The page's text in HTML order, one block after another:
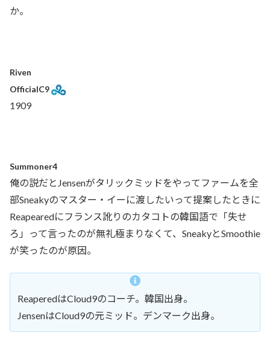
か。
Riven
OfficialC9
1909
Summoner4
俺の説だとJensenがタリックミッドをやってファームを全
部Sneakyのマスター・イーに渡したいって提案したときに
Reapearedにフランス訛りのカタコトの韓国語で「失せ
ろ」って言ったのが無礼極まりなくて、SneakyとSmoothie
が笑ったのが原因。
ReaperedはCloud9のコーチ。韓国出身。
JensenはCloud9の元ミッド。デンマーク出身。